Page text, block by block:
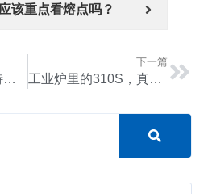
该重点看熔点吗？
热处理设备为什么特别关注310S晶粒状态？
下一篇
工业炉里的310S，真正怕的往往不是“高温”